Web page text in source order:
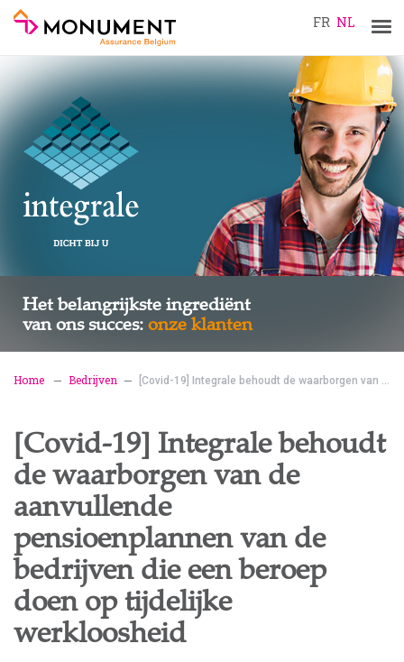
FR NL
Het belangrijkste ingrediënt
van ons succes:onze klanten
Home Bedrijven [Covid-19] Integrale behoudt de waarborgen van ...
[Covid-19] Integrale behoudt
de waarborgen van de
aanvullende
pensioenplannen van de
bedrijven die een beroep
doen op tijdelijke
werkloosheid